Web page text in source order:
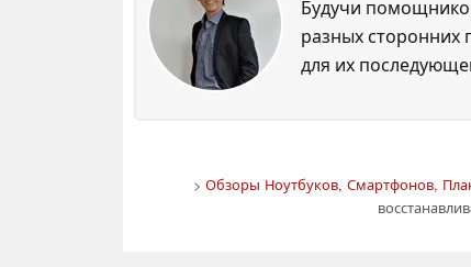
Будучи
разных сторонних
для их
> Обзоры Ноутбуков, Смартфонов,